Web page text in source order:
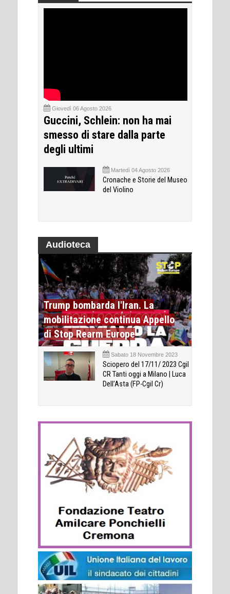
Giovedì 06 Agosto 2026
Guccini, Schlein: non ha mai
smesso di stare dalla parte
degli ultimi
Martedì 04 Agosto 2026
Cronache e Storie del Museo
del Violino
Audioteca
Trump bombarda l'Iran. La
mobilitazione continua Appello
di Stop Rearm Europe
Sabato 18 Novembre 2023
Sciopero del 17/11/ 2023 Cgil
CR Tanti oggi a Milano | Luca
Dell’Asta (FP-Cgil Cr)